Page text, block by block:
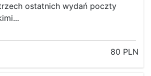
ostatnich wydań poczty
80 PLN